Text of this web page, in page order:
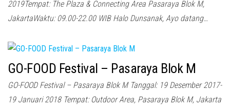
2019Tempat: The Plaza & Connecting Area Pasaraya Blok M,
JakartaWaktu: 09.00-22.00 WIB Halo Dunsanak, Ayo datang…
GO-FOOD Festival – Pasaraya Blok M
GO-FOOD Festival – Pasaraya Blok M Tanggal: 19 Desember 2017-
19 Januari 2018 Tempat: Outdoor Area, Pasaraya Blok M, Jakarta